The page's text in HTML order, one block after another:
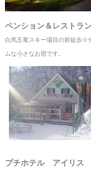
ペンション＆レストラ
白馬五竜スキー場目の前徒歩
ムな小さなお宿です。
プチホテル アイリス